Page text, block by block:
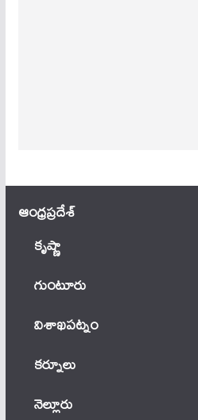
ఆంధ్ర‌ప్ర‌దేశ్
కృష్ణా
గుంటూరు
విశాఖపట్నం
కర్నూలు
నెల్లూరు